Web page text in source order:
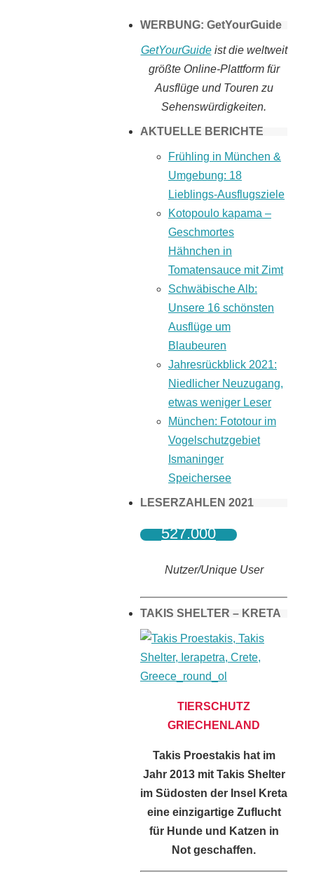
WERBUNG: GetYourGuide
GetYourGuideist die weltweit
größte Online-Plattform für
Ausflüge und Touren zu
Sehenswürdigkeiten.
AKTUELLE BERICHTE
Frühling in München &
Umgebung: 18
Lieblings-Ausflugsziele
Kotopoulo kapama –
Geschmortes
Hähnchen in
Tomatensauce mit Zimt
Schwäbische Alb:
Unsere 16 schönsten
Ausflüge um
Blaubeuren
Jahresrückblick 2021:
Niedlicher Neuzugang,
etwas weniger Leser
München: Fototour im
Vogelschutzgebiet
Ismaninger
Speichersee
LESERZAHLEN 2021
527.000
Nutzer/Unique User
TAKIS SHELTER – KRETA
TIERSCHUTZ
GRIECHENLAND
Takis Proestakis hat im
Jahr 2013 mit Takis Shelter
im Südosten der Insel Kreta
eine einzigartige Zuflucht
für Hunde und Katzen in
Not geschaffen.